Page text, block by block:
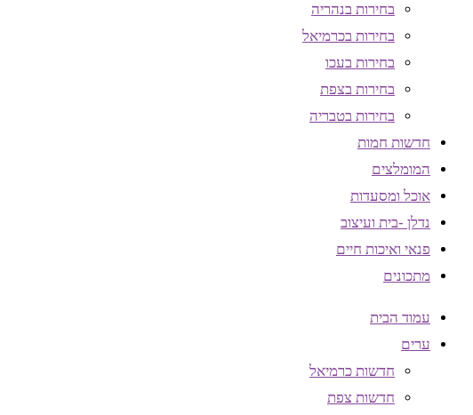
בחירות בנהריה
בחירות בכרמיאל
בחירות בעכו
בחירות בצפת
בחירות בטבריה
חדשות חמות
המומלצים
אוכל ומסעדות
נדלן -בית ועיצוב
פנאי ואיכות חיים
מתכונים
עמוד הבית
ערים
חדשות כרמיאל
חדשות צפת